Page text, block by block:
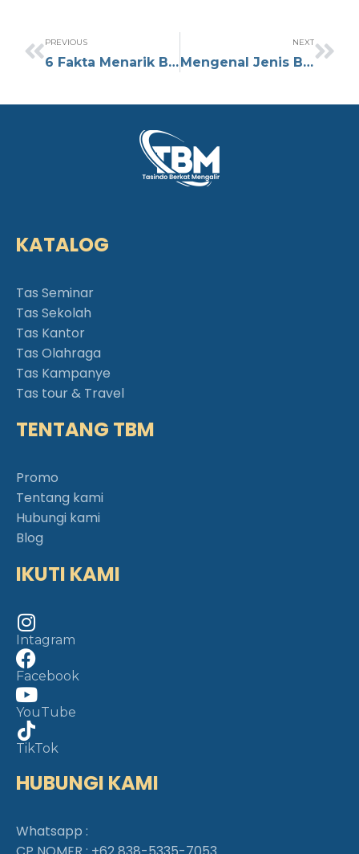
PREVIOUS
6 Fakta Menarik Bahan Denim yang Cocok Digunakan untuk Tas
NEXT
Mengenal Jenis Busa Bantalan Tas Ransel dan Keunggulannya
KATALOG
Tas Seminar
Tas Sekolah
Tas Kantor
Tas Olahraga
Tas Kampanye
Tas tour & Travel
TENTANG TBM
Promo
Tentang kami
Hubungi kami
Blog
IKUTI KAMI
Intagram
Facebook
YouTube
TikTok
HUBUNGI KAMI
Whatsapp :